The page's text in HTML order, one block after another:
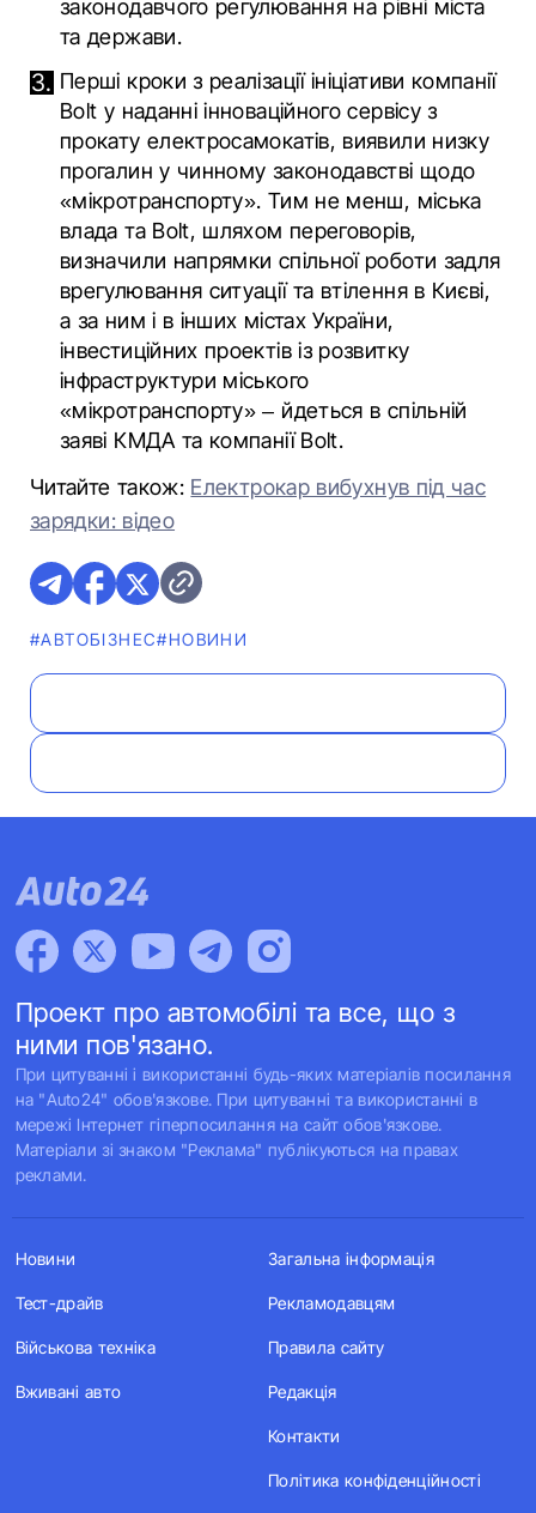
законодавчого регулювання на рівні міста
та держави.
Перші кроки з реалізації ініціативи компанії
Bolt у наданні інноваційного сервісу з
прокату електросамокатів, виявили низку
прогалин у чинному законодавстві щодо
«мікротранспорту». Тим не менш, міська
влада та Bolt, шляхом переговорів,
визначили напрямки спільної роботи задля
врегулювання ситуації та втілення в Києві,
а за ним і в інших містах України,
інвестиційних проектів із розвитку
інфраструктури міського
«мікротранспорту» – йдеться в спільній
заяві КМДА та компанії Bolt.
Читайте також: Електрокар вибухнув під час
зарядки: відео
#АВТОБІЗНЕС#НОВИНИ
Проект про автомобілі та все, що з
ними пов'язано.
При цитуванні і використанні будь-яких матеріалів посилання
на "Auto24" обов'язкове. При цитуванні та використанні в
мережі Інтернет гіперпосилання на сайт обов'язкове.
Матеріали зі знаком "Реклама" публікуються на правах
реклами.
Новини
Тест-драйв
Військова техніка
Вживані авто
Загальна інформація
Рекламодавцям
Правила сайту
Редакція
Контакти
Політика конфіденційності